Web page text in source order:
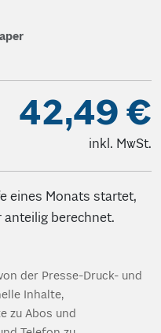
Auswahlinfo sichtbar
42,49 €
inkl. MwSt.
eines Monats startet,
berechnet.
der Presse-Druck- und
Inhalte,
zu Abos und